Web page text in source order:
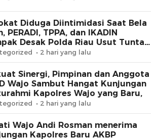
Diduga Diintimidasi Saat Bela
PERADI, TPPA, dan IKADIN
Desak Polda Riau Usut Tuntas
Premanisme
2 hari yang lalu
Sinergi, Pimpinan dan Anggota
Wajo Sambut Hangat Kunjungan
Kapolres Wajo yang Baru,
2 hari yang lalu
Wajo Andi Rosman menerima
Kapolres Baru AKBP